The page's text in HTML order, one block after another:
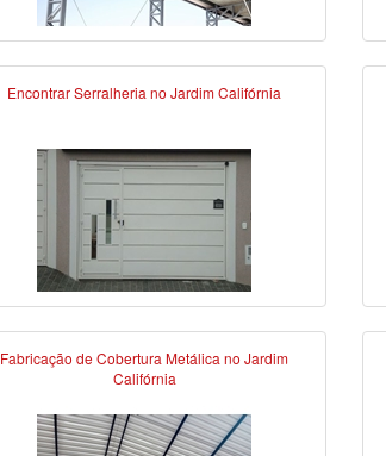
Encontrar Serralheria no Jardim Califórnia
Fabricação de Cobertura Metálica no Jardim
Califórnia